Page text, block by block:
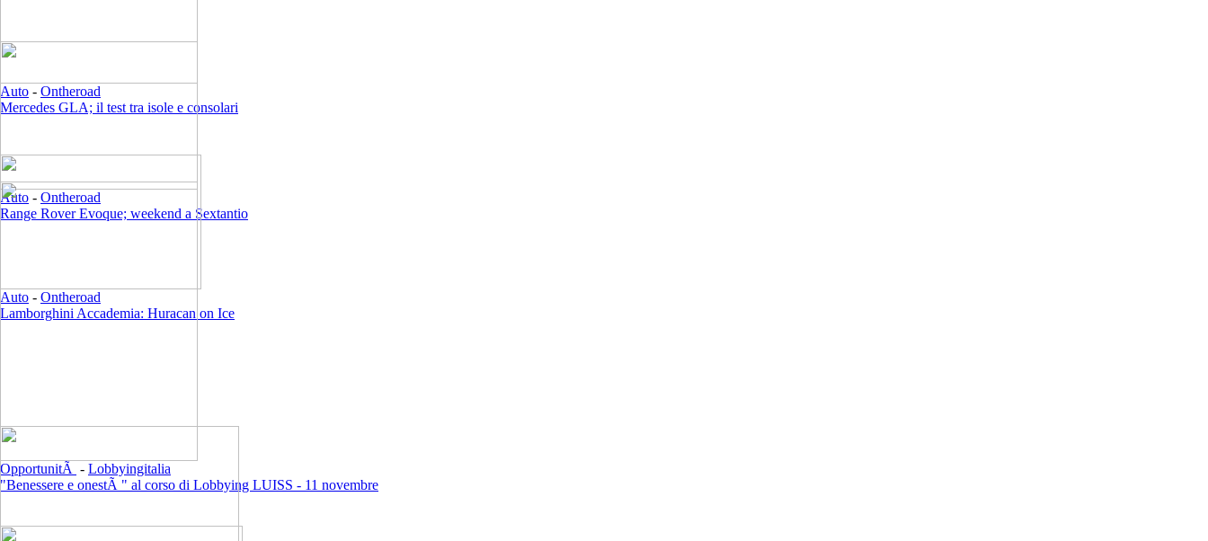
Auto - Ontheroad
Mercedes GLA; il test tra isole e consolari
Auto - Ontheroad
Range Rover Evoque; weekend a Sextantio
Auto - Ontheroad
Lamborghini Accademia: Huracan on Ice
OpportunitÃ - Lobbyingitalia
"Benessere e onestÃ " al corso di Lobbying LUISS - 11 novembre